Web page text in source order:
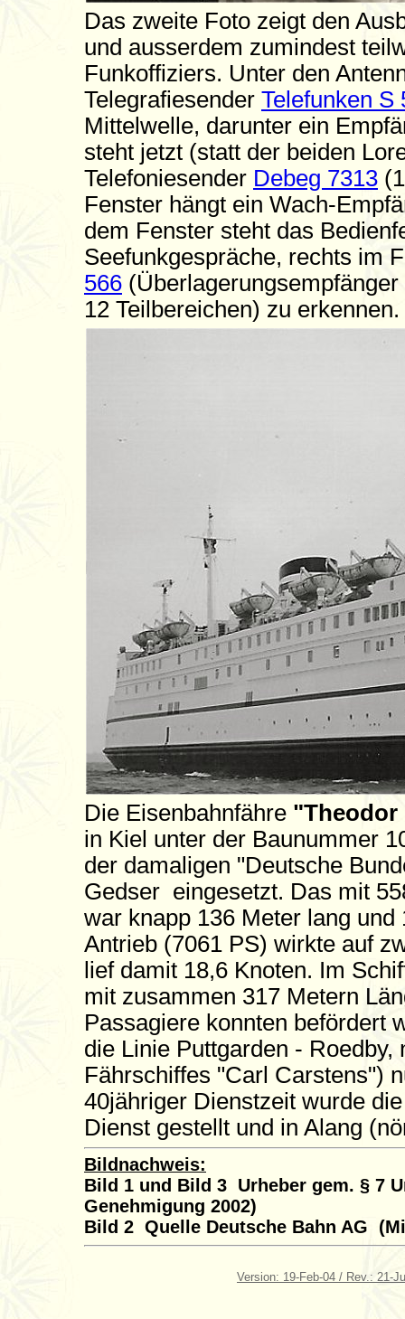
Das zweite Foto zeigt den
und ausserdem zumindest
Funkoffiziers. Unter den
Telegrafiesender Telefunken S
Mittelwelle, darunter ein
steht jetzt (statt der beiden
Telefoniesender Debeg 7313
Fenster hängt ein Wach-
dem Fenster steht das
Seefunkgespräche, rechts im
566
12 Teilbereichen) zu erkennen.
Die Eisenbahnfähre "Theodor
in Kiel unter der Baunummer
der damaligen "Deutsche
Gedser eingesetzt. Das mit
war knapp 136 Meter lang
Antrieb (7061 PS) wirkte auf
lief damit 18,6 Knoten. Im
mit zusammen 317 Metern
Passagiere konnten befördert
die Linie Puttgarden -
Fährschiffes "Carl Carstens")
40jähriger Dienstzeit wurde
Dienst gestellt und in Alang
Bildnachweis:
Bild 1 und Bild 3 Urheber gem. § 7
Genehmigung 2002)
Bild 2 Quelle Deutsche Bahn AG
Version: 19-Feb-04 / Rev.: 21-